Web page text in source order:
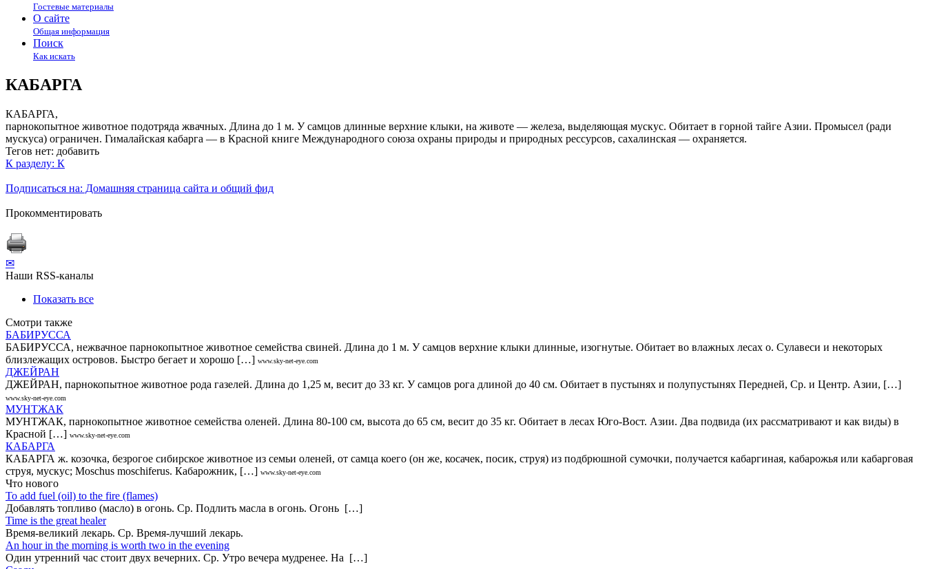
Гостевые материалы
О сайте
Общая информация
Поиск
Как искать
КАБАРГА
КАБАРГА,
парнокопытное животное подотряда жвачных. Длина до 1 м. У самцов длинные верхние клыки, на животе — железа, выделяющая мускус. Обитает в горной тайге Азии. Промысел (ради
мускуса) ограничен. Гималайская кабарга — в Красной книге Международного союза охраны природы и природных рессурсов, сахалинская — охраняется.
Тегов нет: добавить
К разделу: К
Подписаться на: Домашняя страница сайта и общий фид
Прокомментировать
✉
Наши RSS-каналы
Показать все
Смотри также
БАБИРУССА
БАБИРУССА, нежвачное парнокопытное животное семейства свиней. Длина до 1 м. У самцов верхние клыки длинные, изогнутые. Обитает во влажных лесах о. Сулавеси и некоторых
близлежащих островов. Быстро бегает и хорошо […] www.sky-net-eye.com
ДЖЕЙРАН
ДЖЕЙРАН, парнокопытное животное рода газелей. Длина до 1,25 м, весит до 33 кг. У самцов рога длиной до 40 см. Обитает в пустынях и полупустынях Передней, Ср. и Центр. Азии, […]
www.sky-net-eye.com
МУНТЖАК
МУНТЖАК, парнокопытное животное семейства оленей. Длина 80-100 см, высота до 65 см, весит до 35 кг. Обитает в лесах Юго-Вост. Азии. Два подвида (их рассматривают и как виды) в
Красной […] www.sky-net-eye.com
КАБАРГА
КАБАРГА ж. козочка, безрогое сибирское животное из семьи оленей, от самца коего (он же, косачек, посик, струя) из подбрюшной сумочки, получается кабаргиная, кабарожья или кабарговая
струя, мускус; Moschus moschiferus. Кабарожник, […] www.sky-net-eye.com
Что нового
То add fuel (oil) to the fire (flames)
Добавлять топливо (масло) в огонь. Ср. Подлить масла в огонь. Огонь […]
Time is the great healer
Время-великий лекарь. Ср. Время-лучший лекарь.
An hour in the morning is worth two in the evening
Один утренний час стоит двух вечерних. Ср. Утро вечера мудренее. На […]